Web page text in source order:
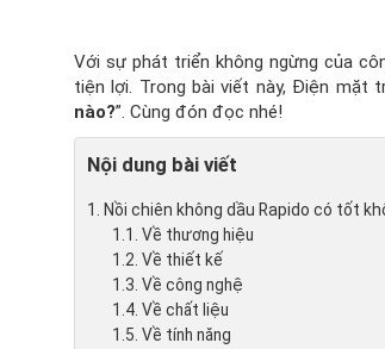
Với sự phát triển không ngừng của
tiện lợi. Trong bài viết này, Điện mặt
nào?”. Cùng đón đọc nhé!
Nội dung bài viết
Nồi chiên không dầu Rapido có tốt
Về thương hiệu
Về thiết kế
Về công nghệ
Về chất liệu
Về tính năng